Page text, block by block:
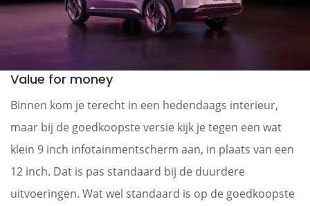
Value for money
Binnen kom je terecht in een hedendaags interieur,
maar bij de goedkoopste versie kijk je tegen een wat
klein 9 inch infotainmentscherm aan, in plaats van een
12 inch. Dat is pas standaard bij de duurdere
uitvoeringen. Wat wel standaard is op de goedkoopste